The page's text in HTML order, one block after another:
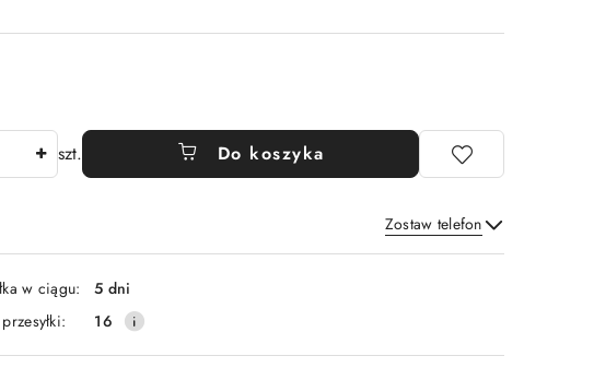
szt. Do koszyka
Zostaw telefon
Wyślij
w ciągu:
5 dni
16